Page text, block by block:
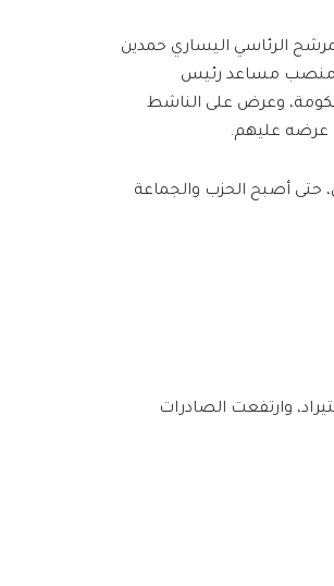
الرئاسي اليساري حمدين
حركة شباب 6 أبريل أحمد ماهر منصب مساعد رئيس
وعرض على الناشط
عرضه عليهم.
أصبح الحزب والجماعة
وارتفعت الصادرات